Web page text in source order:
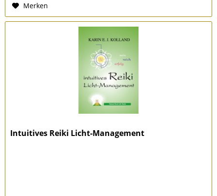
Merken
Intuitives Reiki Licht-Management